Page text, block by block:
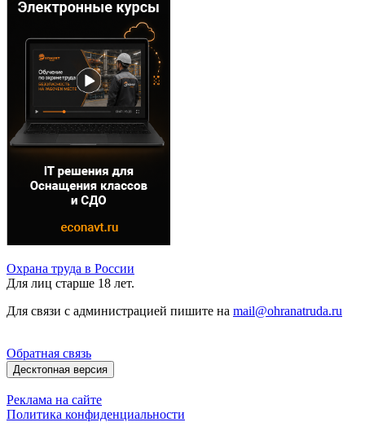
Охрана труда в России
Для лиц старше 18 лет.
Для связи с администрацией пишите на mail@ohranatruda.ru
Обратная связь
Десктопная версия
Реклама на сайте
Политика конфиденциальности